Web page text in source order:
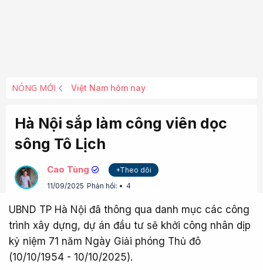
NÓNG MỚI Việt Nam hôm nay
Hà Nội sắp làm công viên dọc
sông Tô Lịch
Cao Tùng
+Theo dõi
11/09/2025 Phản hồi: 4
UBND TP Hà Nội đã thông qua danh mục các công
trình xây dựng, dự án đầu tư sẽ khởi công nhân dịp
kỷ niệm 71 năm Ngày Giải phóng Thủ đô
(10/10/1954 - 10/10/2025).